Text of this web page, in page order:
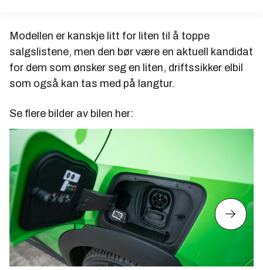
Modellen er kanskje litt for liten til å toppe
salgslistene, men den bør være en aktuell kandidat
for dem som ønsker seg en liten, driftssikker elbil
som også kan tas med på langtur.
Se flere bilder av bilen her: